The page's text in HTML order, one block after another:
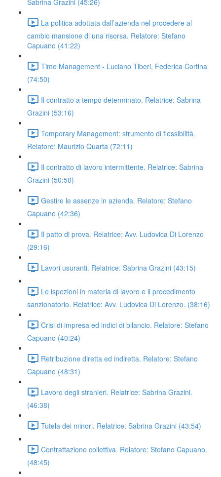
Sabrina Grazini (45:26)
La politica adottata dall’azienda nel procedere al
cambio mansione di una risorsa. Relatore: Stefano
Capuano (41:22)
Time Management - Luciano Tiberi, Federica Cortina
(74:50)
Il contratto a tempo determinato. Relatrice: Sabrina
Grazini (53:16)
Temporary Management: strumento di flessibilità.
Relatore: Maurizio Quarta (72:11)
Il contratto di lavoro intermittente. Relatrice: Sabrina
Grazini (50:50)
Gestire le assenze in azienda. Relatore: Stefano
Capuano (42:36)
Il patto di prova. Relatrice: Avv. Ludovica Di Lorenzo
(29:16)
Lavori usuranti. Relatrice: Sabrina Grazini (43:15)
Le ispezioni in materia di lavoro e il procedimento
sanzionatorio. Relatrice: Avv. Ludovica Di Lorenzo. (38:16)
Crisi di impresa ed indici di bilancio. Relatore: Stefano
Capuano (40:24)
Retribuzione diretta ed indiretta. Relatore: Stefano
Capuano (48:31)
Lavoro degli stranieri. Relatrice: Sabrina Grazini.
(46:38)
Tutela dei minori. Relatrice: Sabrina Grazini (43:54)
Contrattazione collettiva. Relatore: Stefano Capuano.
(48:45)